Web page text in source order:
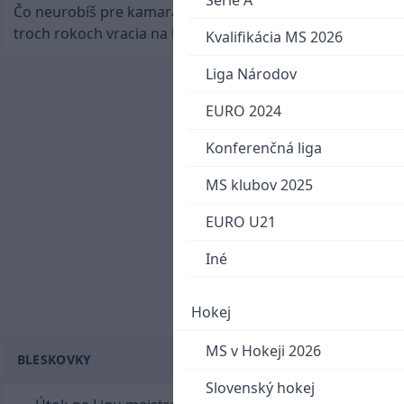
Kvalifikácia MS 2026
Liga Národov
EURO 2024
Konferenčná liga
MS klubov 2025
EURO U21
Iné
Hokej
MS v Hokeji 2026
Slovenský hokej
Čo neurobíš pre kamaráta! Marián Hossa sa po
troch rokoch vracia na ľad
BLESKOVKY